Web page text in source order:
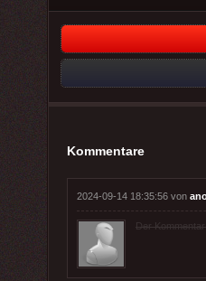
Kommentare
2024-09-14 18:35:56 von
Der